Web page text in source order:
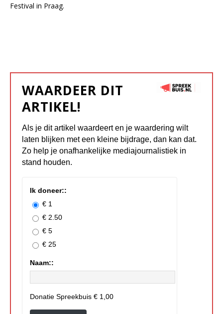
Festival in Praag.
WAARDEER DIT
ARTIKEL!
Als je dit artikel waardeert en je waardering wilt
laten blijken met een kleine bijdrage, dan kan dat.
Zo help je onafhankelijke mediajournalistiek in
stand houden.
Ik doneer::
€ 1
€ 2.50
€ 5
€ 25
Naam::
Donatie Spreekbuis € 1,00